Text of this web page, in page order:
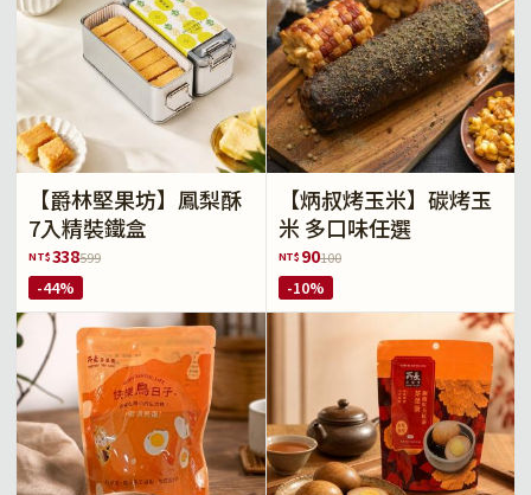
【爵林堅果坊】鳳梨酥
7入精裝鐵盒
NT$338599
-44%
【炳叔烤玉米】碳烤玉
米 多口味任選
NT$ 90100
-10%